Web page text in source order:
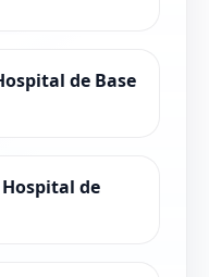
de Base
de